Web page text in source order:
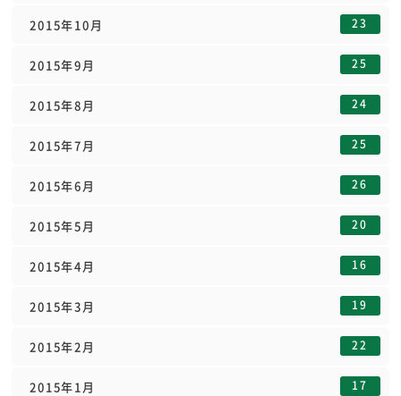
2015年10月 23
2015年9月 25
2015年8月 24
2015年7月 25
2015年6月 26
2015年5月 20
2015年4月 16
2015年3月 19
2015年2月 22
2015年1月 17